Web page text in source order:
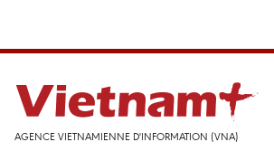
AGENCE VIETNAMIENNE D'INFORMATION (VNA)